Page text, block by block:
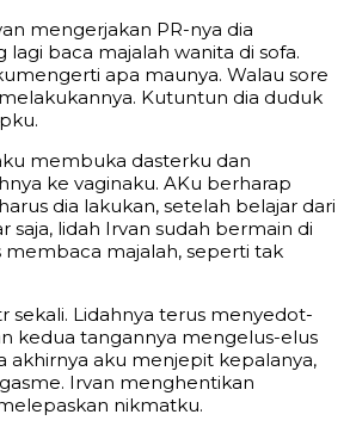
mengerjakan PR-nya dia
baca majalah wanita di sofa.
apa maunya. Walau sore
Kutuntun dia duduk
membuka dasterku dan
ke vaginaku. AKu berharap
dia lakukan, setelah belajar dari
saja, lidah Irvan sudah bermain di
membaca majalah, seperti tak
sekali. Lidahnya terus menyedot-
kedua tangannya mengelus-elus
akhirnya aku menjepit kepalanya,
Irvan menghentikan
nikmatku.